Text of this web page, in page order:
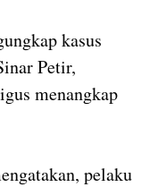
kasus
Petir,
menangkap
pelaku